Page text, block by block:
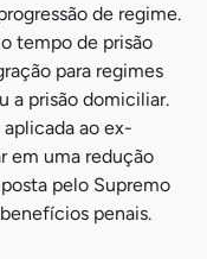
de regime.
tempo de prisão
para regimes
a prisão domiciliar.
aplicada ao ex-
em uma redução
pelo Supremo
penais.